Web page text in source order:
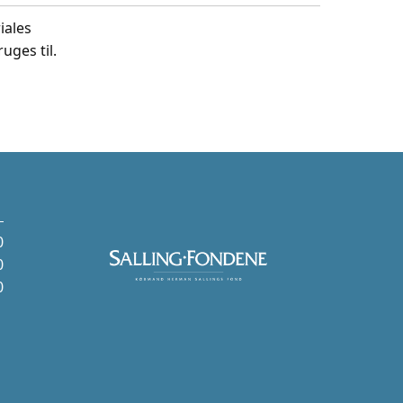
til.